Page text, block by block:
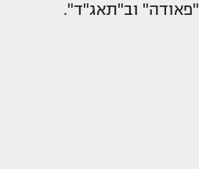
"פאודה" וב"תאג"ד".